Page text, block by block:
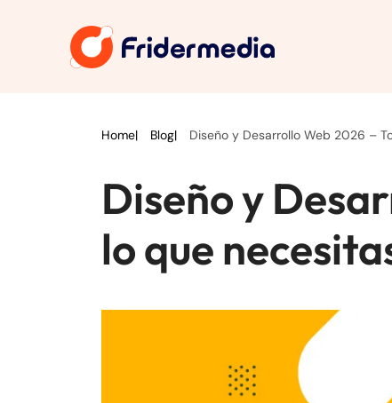
Home Blog Diseño y Desarrollo Web 2026 –
Diseño y
lo que